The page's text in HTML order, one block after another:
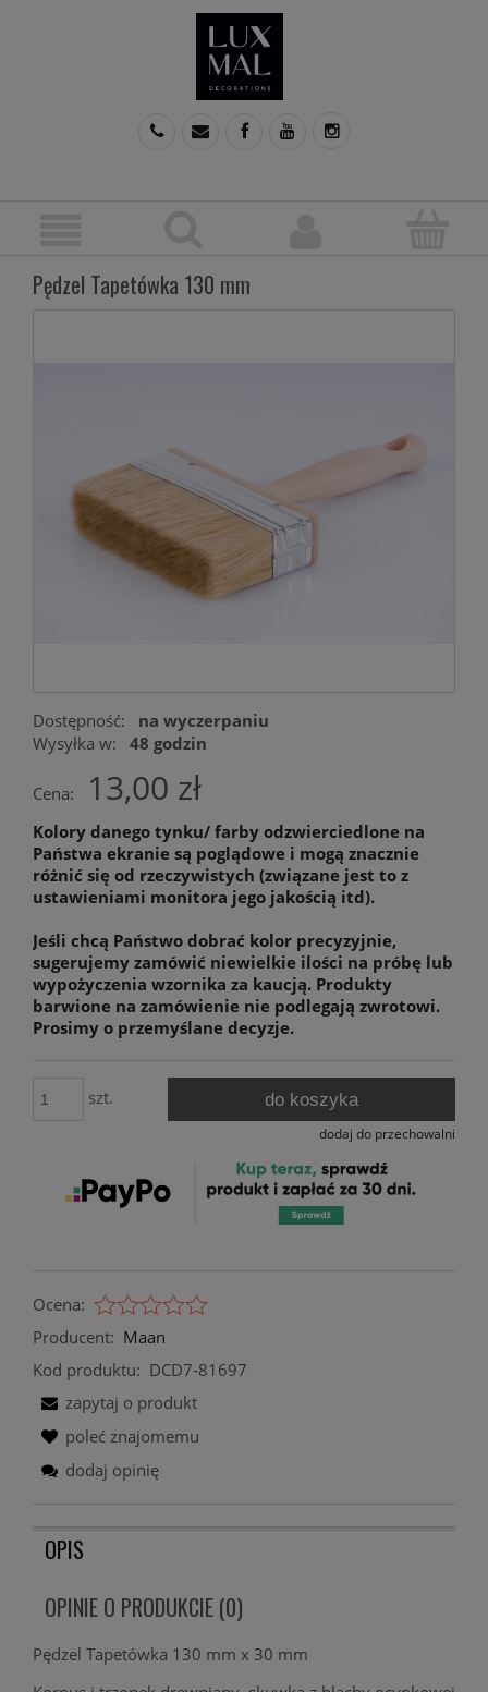
Pędzel Tapetówka 130 mm
Dostępność:
na wyczerpaniu
Wysyłka w:
48 godzin
Cena: 13,00 zł
Kolory danego tynku/ farby odzwierciedlone na
Państwa ekranie są poglądowe i mogą znacznie
różnić się od rzeczywistych (związane jest to z
ustawieniami monitora jego jakością itd).
Jeśli chcą Państwo dobrać kolor precyzyjnie,
sugerujemy zamówić niewielkie ilości na próbę lub
wypożyczenia wzornika za kaucją. Produkty
barwione na zamówienie nie podlegają zwrotowi.
Prosimy o przemyślane decyzje.
szt. do koszyka
dodaj do przechowalni
Ocena:
Producent: Maan
Kod produktu: DCD7-81697
zapytaj o produkt
poleć znajomemu
dodaj opinię
OPIS
OPINIE O PRODUKCIE (0)
Pędzel Tapetówka 130 mm x 30 mm